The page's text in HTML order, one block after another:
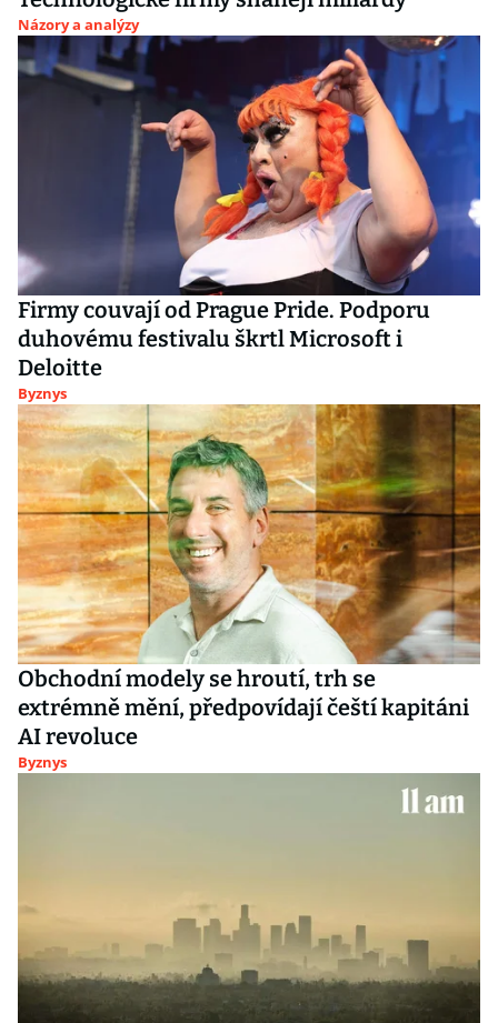
Názory a analýzy
Firmy couvají od Prague Pride. Podporu
duhovému festivalu škrtl Microsoft i
Deloitte
Byznys
Obchodní modely se hroutí, trh se
extrémně mění, předpovídají čeští kapitáni
AI revoluce
Byznys